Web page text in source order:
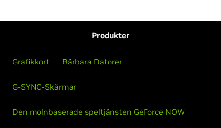
Produkter
Grafikkort Bärbara Datorer
G-SYNC-Skärmar
Den molnbaserade speltjänsten GeForce NOW